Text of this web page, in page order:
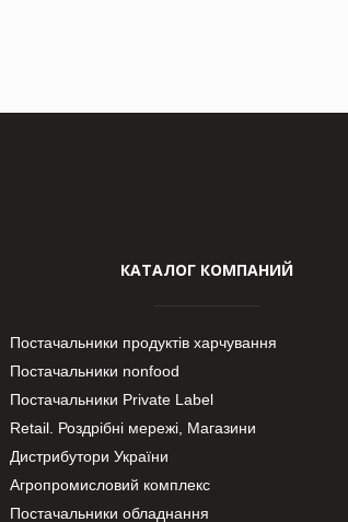
КАТАЛОГ КОМПАНИЙ
Постачальники продуктів харчування
Постачальники nonfood
Постачальники Private Label
Retail. Роздрібні мережі, Магазини
Дистрибутори України
Агропромисловий комплекс
Постачальники обладнання